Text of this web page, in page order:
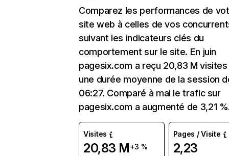
Comparez les performances de
site web à celles de vos
suivant les indicateurs clés du
comportement sur le site. En juin
pagesix.com a reçu 20,83 M
une durée moyenne de la session
06:27. Comparé à mai le trafic sur
pagesix.com a augmenté de 3,21
Visites
20,83 M+3 %
Pages / Visite
2,23